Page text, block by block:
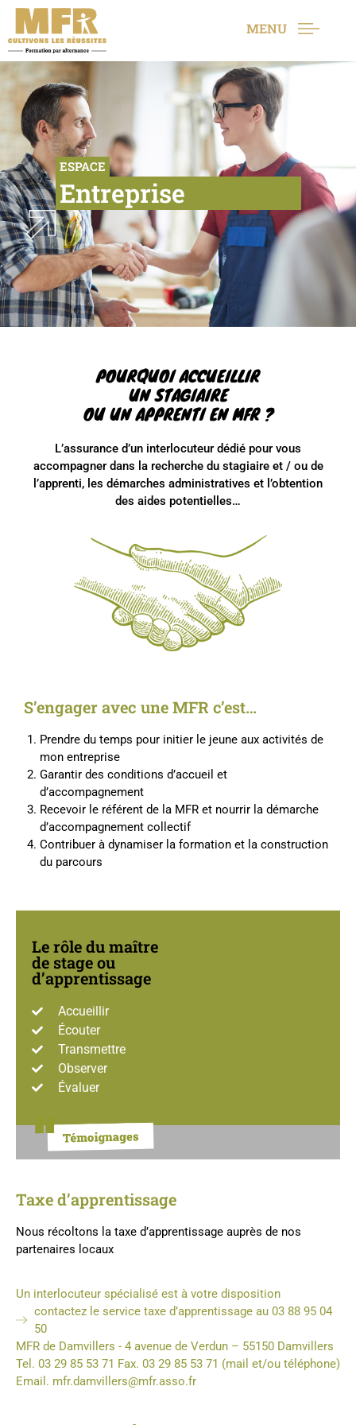
MENU
ESPACE
Entreprise
POURQUOI ACCUEILLIR
UN STAGIAIRE
OU UN APPRENTI EN MFR ?
L’assurance d’un interlocuteur dédié pour vous
accompagner dans la recherche du stagiaire et / ou de
l’apprenti, les démarches administratives et l’obtention
des aides potentielles…
S’engager avec une MFR c’est…
Prendre du temps pour initier le jeune aux activités de
mon entreprise
Garantir des conditions d’accueil et
d’accompagnement
Recevoir le référent de la MFR et nourrir la démarche
d’accompagnement collectif
Contribuer à dynamiser la formation et la construction
du parcours
Le rôle du maître
de stage ou
d’apprentissage
Accueillir
Écouter
Transmettre
Observer
Évaluer
Taxe d’apprentissage
Nous récoltons la taxe d’apprentissage auprès de nos
partenaires locaux
Un interlocuteur spécialisé est à votre disposition
contactez le service taxe d’apprentissage au 03 88 95 04
50
MFR de Damvillers - 4 avenue de Verdun – 55150 Damvillers
Tel. 03 29 85 53 71 Fax. 03 29 85 53 71 (mail et/ou téléphone)
Email. mfr.damvillers@mfr.asso.fr